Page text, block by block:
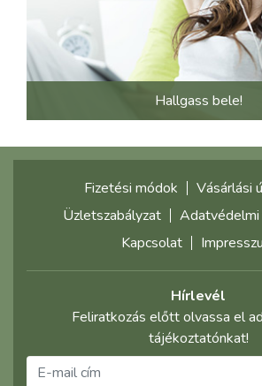
Hallgass bele!
Fizetési módok
Vásárlási
Üzletszabályzat
Kapcsolat
Hírlevél
Feliratkozás előtt olvassa el
tájékoztatónkat!